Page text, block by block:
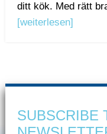
ditt kök. Med rätt
[weiterlesen]
SUBSCRIBE